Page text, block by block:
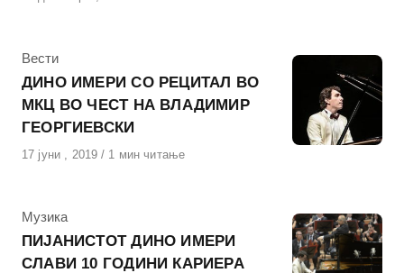
КАтегорија
Вести
ДИНО ИМЕРИ СО РЕЦИТАЛ ВО
МКЦ ВО ЧЕСТ НА ВЛАДИМИР
ГЕОРГИЕВСКИ
Објавено
17 јуни , 2019 1 мин читање
КАтегорија
Музика
ПИЈАНИСТОТ ДИНО ИМЕРИ
СЛАВИ 10 ГОДИНИ КАРИЕРА